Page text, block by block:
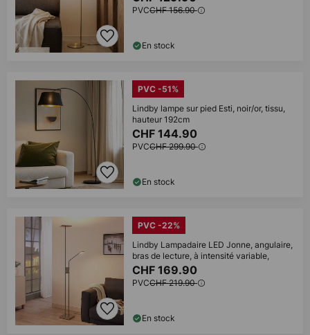
PVCCHF 156.90
En stock
PVC -51%
Lindby lampe sur pied Esti, noir/or, tissu,
hauteur 192cm
CHF 144.90
PVCCHF 299.90
En stock
PVC -22%
Lindby Lampadaire LED Jonne, angulaire,
bras de lecture, à intensité variable,
CHF 169.90
PVCCHF 219.90
En stock